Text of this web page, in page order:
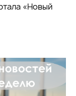
«Новый